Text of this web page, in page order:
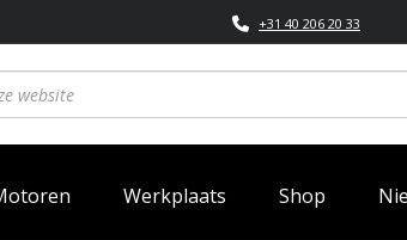
+31 40 206 20 33
Werkplaats Shop